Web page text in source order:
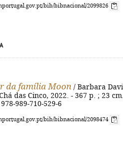
bib/bibnacional/2099826
da família Moon / Barbara
das Cinco, 2022. - 367 p. ; 23
989-710-529-6
bib/bibnacional/2098474